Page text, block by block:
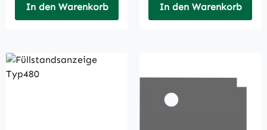
In den Warenkorb In den Warenkorb